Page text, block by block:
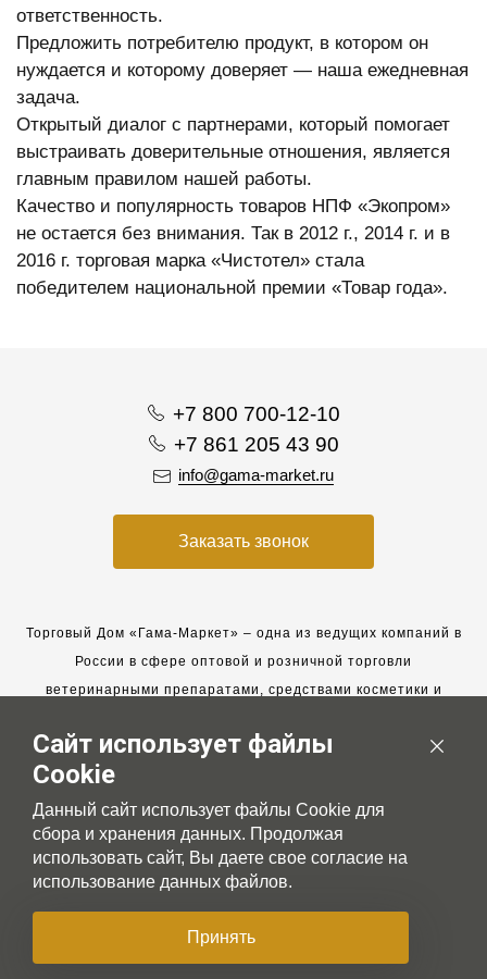
ответственность.
Предложить потребителю продукт, в котором он
нуждается и которому доверяет — наша ежедневная
задача.
Открытый диалог с партнерами, который помогает
выстраивать доверительные отношения, является
главным правилом нашей работы.
Качество и популярность товаров НПФ «Экопром»
не остается без внимания. Так в 2012 г., 2014 г. и в
2016 г. торговая марка «Чистотел» стала
победителем национальной премии «Товар года».
+7 800 700-12-10
+7 861 205 43 90
info@gama-market.ru
Заказать звонок
Торговый Дом «Гама-Маркет» – одна из ведущих компаний в
России в сфере оптовой и розничной торговли
ветеринарными препаратами, средствами косметики и
Мы работаем с 2005 года. Мы приглашаем к сотрудничеству
новых клиентов и всегда рассчитываем на взаимовыгодные,
долгосрочные партнерские отношения.
Сайт использует файлы
Cookie
Данный сайт использует файлы Cookie для
сбора и хранения данных. Продолжая
использовать сайт, Вы даете свое согласие на
использование данных файлов.
Принять